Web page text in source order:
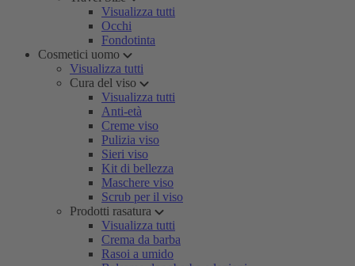
Visualizza tutti
Occhi
Fondotinta
Cosmetici uomo
Visualizza tutti
Cura del viso
Visualizza tutti
Anti-età
Creme viso
Pulizia viso
Sieri viso
Kit di bellezza
Maschere viso
Scrub per il viso
Prodotti rasatura
Visualizza tutti
Crema da barba
Rasoi a umido